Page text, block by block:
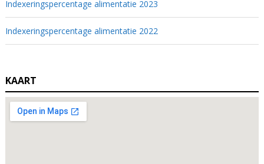
Indexeringspercentage alimentatie 2023
Indexeringspercentage alimentatie 2022
KAART